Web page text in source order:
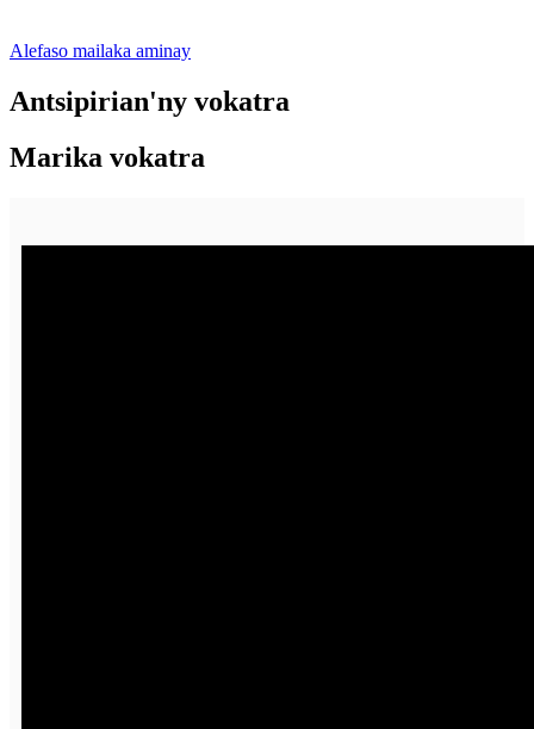
Alefaso mailaka aminay
Antsipirian'ny vokatra
Marika vokatra